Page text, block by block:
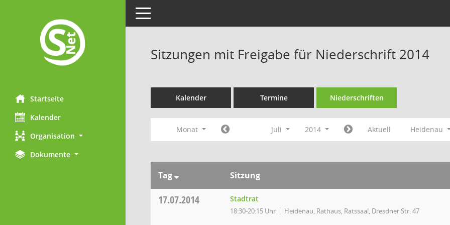
Startseite
Kalender
Organisation
Dokumente
Toggle navigation
Sitzungen mit Freigabe für Niederschrift 2014
Kalender Termine Niederschriften
Monat Juli 2014 Aktuell Heidenau
Tag Sitzung
17.07.2014 Stadtrat
18:30-20:15 Uhr Heidenau, Rathaus, Ratssaal, Dresdner Str. 47